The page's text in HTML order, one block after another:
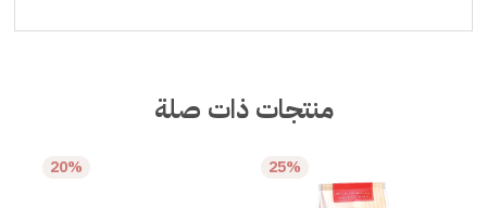
منتجات ذات صلة
25%
20%